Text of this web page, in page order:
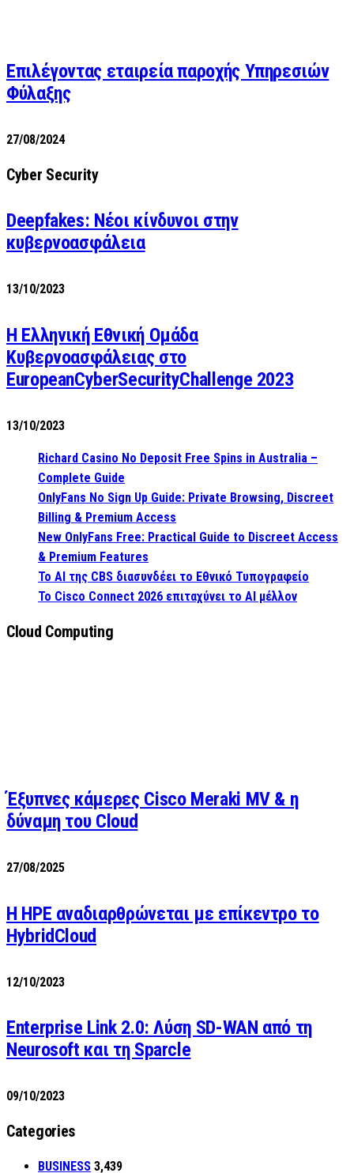
Επιλέγοντας εταιρεία παροχής Υπηρεσιών
Φύλαξης
27/08/2024
Cyber Security
Deepfakes: Νέοι κίνδυνοι στην
κυβερνοασφάλεια
13/10/2023
Η Ελληνική Εθνική Ομάδα
Κυβερνοασφάλειας στο
EuropeanCyberSecurityChallenge 2023
13/10/2023
Richard Casino No Deposit Free Spins in Australia –
Complete Guide
OnlyFans No Sign Up Guide: Private Browsing, Discreet
Billing & Premium Access
New OnlyFans Free: Practical Guide to Discreet Access
& Premium Features
Το AI της CBS διασυνδέει το Εθνικό Τυπογραφείο
Το Cisco Connect 2026 επιταχύνει το AI μέλλον
Cloud Computing
Έξυπνες κάμερες Cisco Meraki MV & η
δύναμη του Cloud
27/08/2025
H HPE αναδιαρθρώνεται με επίκεντρο το
HybridCloud
12/10/2023
Enterprise Link 2.0: Λύση SD-WAN από τη
Neurosoft και τη Sparcle
09/10/2023
Categories
BUSINESS 3,439